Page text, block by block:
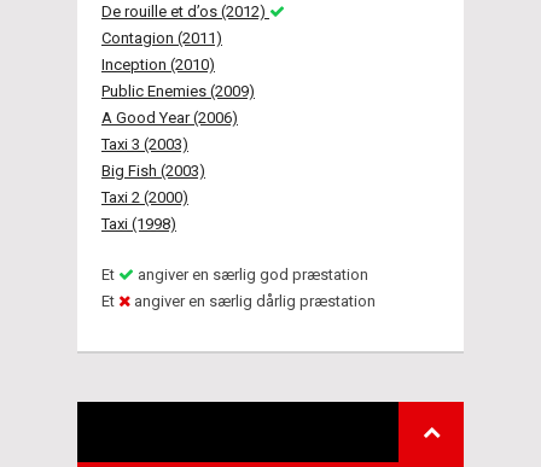
De rouille et d’os (2012)
Contagion (2011)
Inception (2010)
Public Enemies (2009)
A Good Year (2006)
Taxi 3 (2003)
Big Fish (2003)
Taxi 2 (2000)
Taxi (1998)
Et
angiver en særlig god præstation
Et
angiver en særlig dårlig præstation